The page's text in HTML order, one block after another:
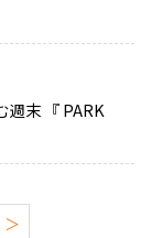
週末 『 PARK
＞